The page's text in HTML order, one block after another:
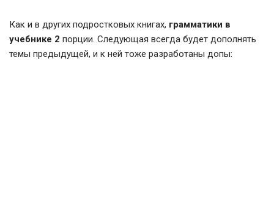
Как и в других подростковых книгах, грамматики в
учебнике 2 порции. Следующая всегда будет дополнять
темы предыдущей, и к ней тоже разработаны допы: